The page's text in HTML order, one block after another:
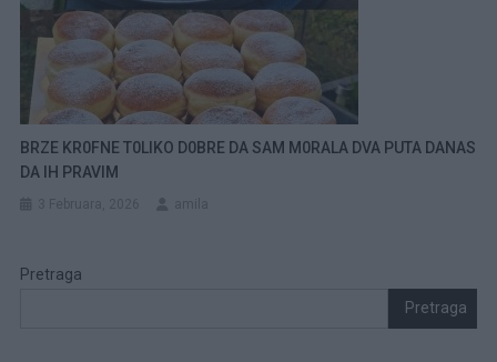
BRZE KR0FNE T0LIKO D0BRE DA SAM M0RALA DVA PUTA DANAS
DA IH PRAVIM
Pretraga
Pretraga